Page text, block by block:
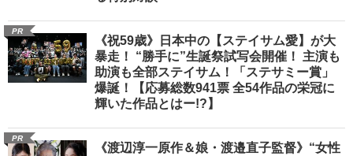
PR
《祝59歳》日本中の【ステイサム愛】が大
暴走！ “勝手に”生誕祭試写会開催！ 主演も
助演も全部ステイサム！「ステサミー賞」
爆誕！【応募総数941票 全54作品の栄冠に
輝いた作品とはー!?】
PR
《渡辺淳一原作＆娘・渡邉直子監督》“女性